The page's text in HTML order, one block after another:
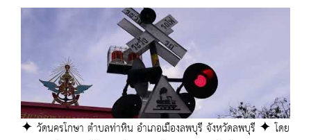
✦ วัดนครโกษา ตำบลท่าหิน อำเภอเมืองลพบุรี จังหวัดลพบุรี ✦ โดย